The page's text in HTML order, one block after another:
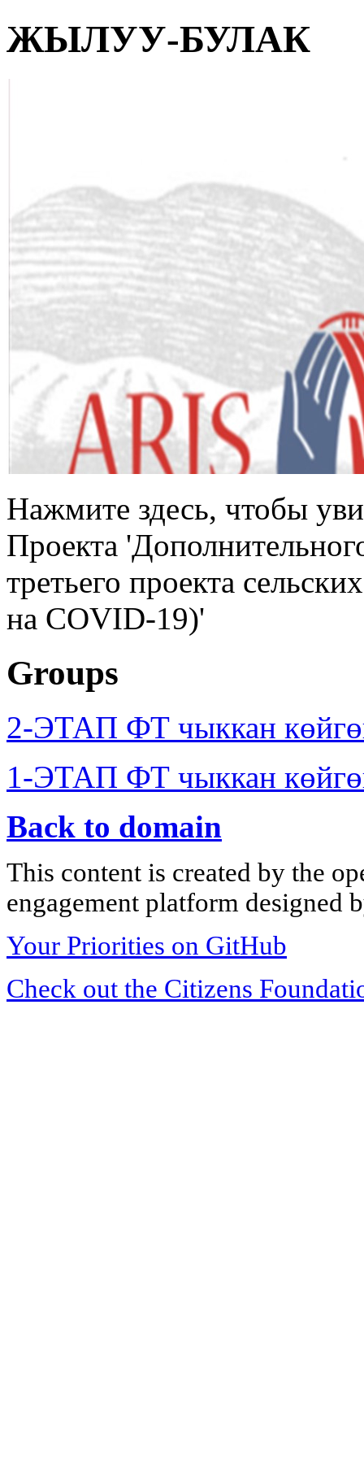
ЖЫЛУУ-БУЛАК
Нажмите здесь, чтобы
Проекта
третьего проекта
на COVID-19)'
Groups
2-ЭТАП ФТ чыккан
1-ЭТАП ФТ чыккан
Back to domain
This content is created by the
engagement platform designed
Your Priorities on GitHub
Check out the Citizens